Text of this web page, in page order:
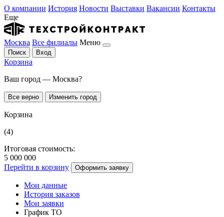
О компании История Новости Выставки Вакансии Контакты
Еще
Москва Все филиалы Меню
Поиск Вход
Корзина
Ваш город — Москва?
Все верно Изменить город
Корзина
(4)
Итоговая стоимость:
5 000 000
Перейти в корзину
Оформить заявку
Мои данные
История заказов
Мои заявки
График ТО